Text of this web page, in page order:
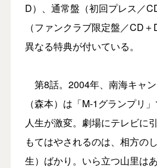
D）、通常盤（初回プレス／
（ファンクラブ限定盤／CD
異なる特典が付いている。
第8話。2004年、南海キャ
（森本）は「M-1グランプリ
人生が激変。劇場にテレビに
もてはやされるのは、相方の
生）ばかり。いら立つ山里は